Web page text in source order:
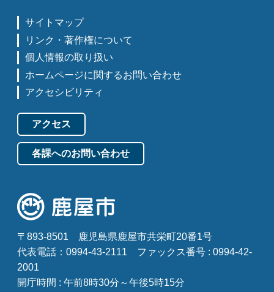
サイトマップ
リンク・著作権について
個人情報の取り扱い
ホームページに関するお問い合わせ
アクセシビリティ
アクセス
各課へのお問い合わせ
〒893-8501
鹿児島県鹿屋市共栄町20番1号
代表電話：0994-43-2111
ファックス番号 : 0994-42-
2001
開庁時間 : 午前8時30分～午後5時15分